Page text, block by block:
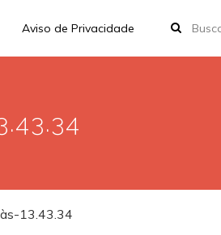
Aviso de Privacidade
13.43.34